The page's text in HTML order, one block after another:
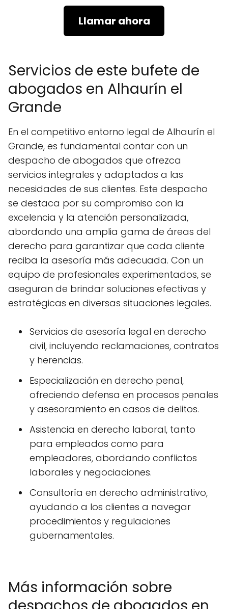
Llamar ahora
Servicios de este bufete de
abogados en Alhaurín el
Grande
En el competitivo entorno legal de Alhaurín el
Grande, es fundamental contar con un
despacho de abogados que ofrezca
servicios integrales y adaptados a las
necesidades de sus clientes. Este despacho
se destaca por su compromiso con la
excelencia y la atención personalizada,
abordando una amplia gama de áreas del
derecho para garantizar que cada cliente
reciba la asesoría más adecuada. Con un
equipo de profesionales experimentados, se
aseguran de brindar soluciones efectivas y
estratégicas en diversas situaciones legales.
Servicios de asesoría legal en derecho
civil, incluyendo reclamaciones, contratos
y herencias.
Especialización en derecho penal,
ofreciendo defensa en procesos penales
y asesoramiento en casos de delitos.
Asistencia en derecho laboral, tanto
para empleados como para
empleadores, abordando conflictos
laborales y negociaciones.
Consultoría en derecho administrativo,
ayudando a los clientes a navegar
procedimientos y regulaciones
gubernamentales.
Más información sobre